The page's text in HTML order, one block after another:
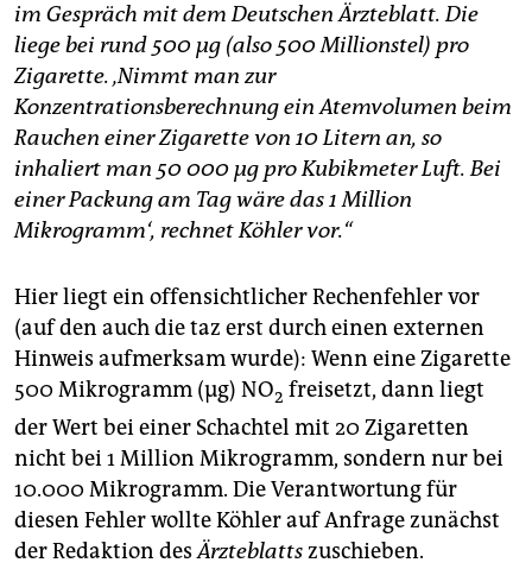
im Gespräch mit dem Deutschen Ärzteblatt. Die
liege bei rund 500 μg (also 500 Millionstel) pro
Zigarette. ‚Nimmt man zur
Konzentrationsberechnung ein Atemvolumen beim
Rauchen einer Zigarette von 10 Litern an, so
inhaliert man 50 000 μg pro Kubikmeter Luft. Bei
einer Packung am Tag wäre das 1 Million
Mikrogramm‘, rechnet Köhler vor.“
Hier liegt ein offensichtlicher Rechenfehler vor
(auf den auch die taz erst durch einen externen
Hinweis aufmerksam wurde): Wenn eine Zigarette
500 Mikrogramm (µg) NO2 freisetzt, dann liegt
der Wert bei einer Schachtel mit 20 Zigaretten
nicht bei 1 Million Mikrogramm, sondern nur bei
10.000 Mikrogramm. Die Verantwortung für
diesen Fehler wollte Köhler auf Anfrage zunächst
der Redaktion desÄrzteblattszuschieben.